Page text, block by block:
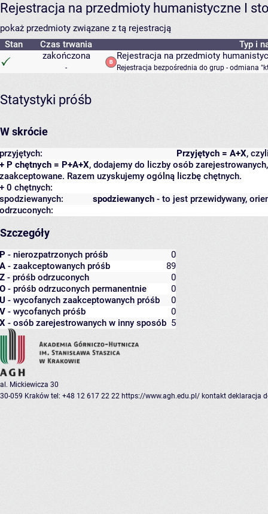
Rejestracja na przedmioty humanistyczne I
pokaż przedmioty związane z tą rejestracją
Stan
Czas trwania
Typ i
zakończona
-
Rejestracja na przedmioty
Rejestracja bezpośrednia do grup - odmiana
Statystyki próśb
W skrócie
Przyjętych = A+X,
przyjętych:
+ P chętnych = P+A+X, dodajemy do liczby osób
zaakceptowane. Razem uzyskujemy ogólną liczbę chętnych.
+ 0 chętnych:
spodziewanych - to jest przewidywany,
spodziewanych:
odrzuconych:
Szczegóły
P - nierozpatrzonych próśb
0
A - zaakceptowanych próśb
89
Z - próśb odrzuconych
0
O - próśb odrzuconych permanentnie
0
U - wycofanych zaakceptowanych próśb
0
V - wycofanych próśb
0
X - osób zarejestrowanych w inny sposób 5
al. Mickiewicza 30
30-059 Kraków tel: +48 12 617 22 22 https://www.agh.edu.pl/ kontakt deklaracja